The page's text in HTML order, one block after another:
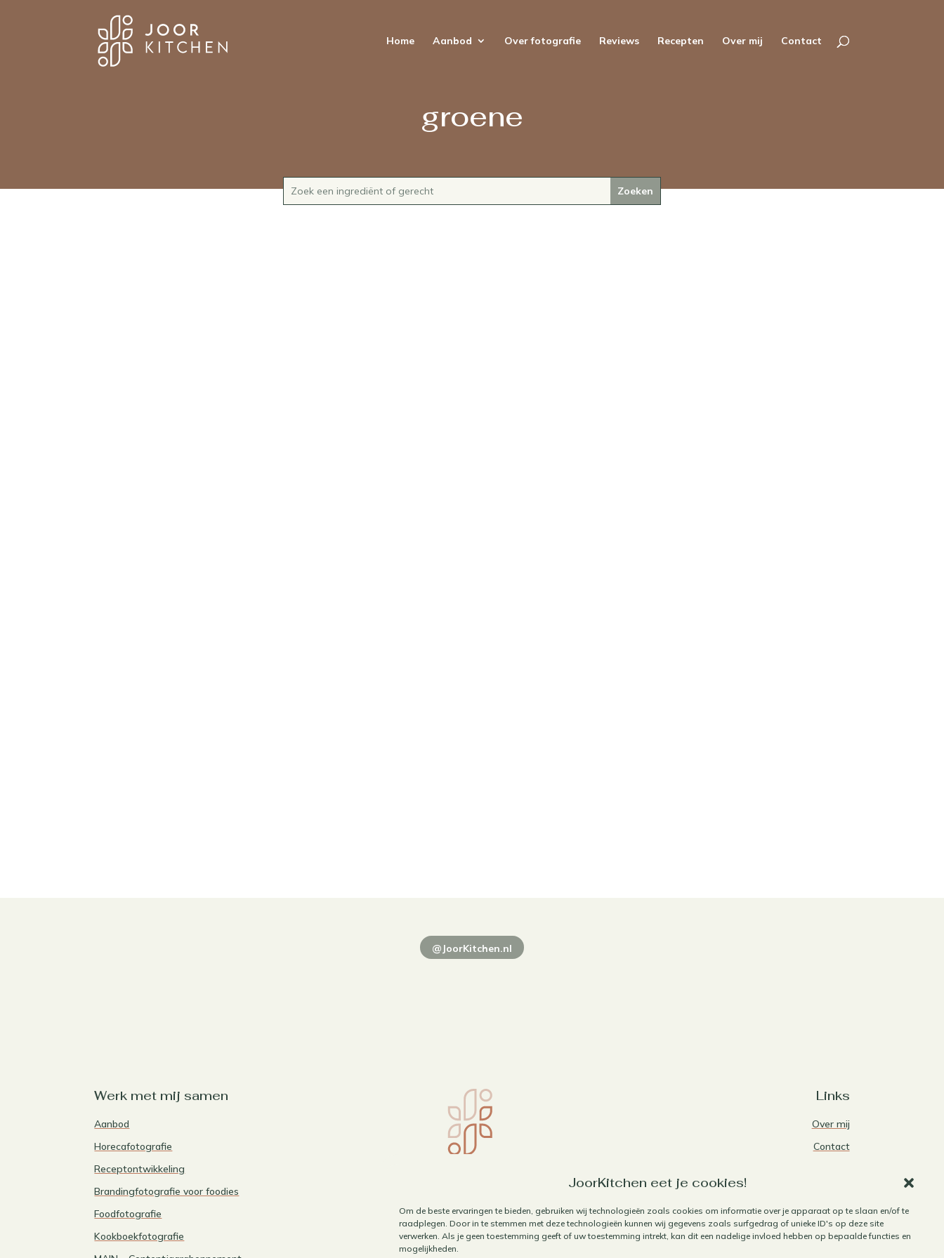
JoorKitchen eet je cookies!
Om de beste ervaringen te bieden, gebruiken wij technologieën zoals cookies om informatie over je apparaat op te slaan en/of te
raadplegen. Door in te stemmen met deze technologieën kunnen wij gegevens zoals surfgedrag of unieke ID's op deze site
verwerken. Als je geen toestemming geeft of uw toestemming intrekt, kan dit een nadelige invloed hebben op bepaalde functies en
mogelijkheden.
Home Aanbod Over fotografie Reviews Recepten Over mij Contact
groene
@JoorKitchen.nl
Werk met mij samen
Aanbod
Horecafotografie
Receptontwikkeling
Brandingfotografie voor foodies
Foodfotografie
Kookboekfotografie
Links
Over mij
Contact
Cookiebeleid
Herroepen aankoop